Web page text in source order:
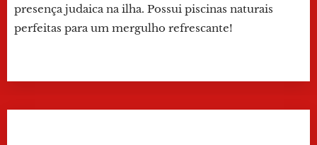
presença judaica na ilha. Possui piscinas naturais
perfeitas para um mergulho refrescante!